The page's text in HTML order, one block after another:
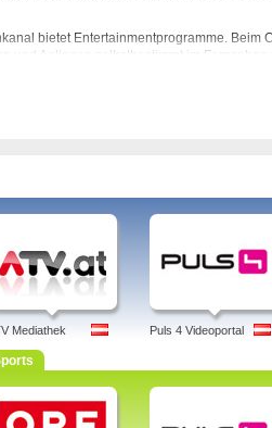
bietet Entertainmentprogramme.
und Anliegen selbstbestimmt im
Now!, Klappe, Faulein Rachel, Sport in
Mediathek Puls 4 Videoportal